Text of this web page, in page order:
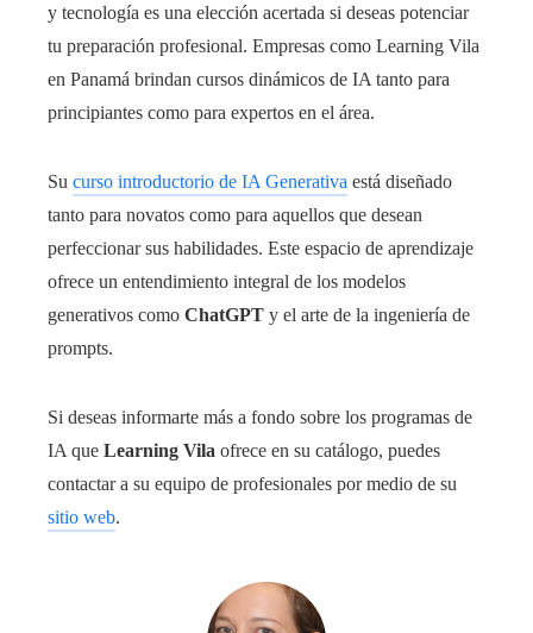
y tecnología es una elección acertada si deseas potenciar
tu preparación profesional. Empresas como Learning Vila
en Panamá brindan cursos dinámicos de IA tanto para
principiantes como para expertos en el área.
Su curso introductorio de IA Generativa está diseñado
tanto para novatos como para aquellos que desean
perfeccionar sus habilidades. Este espacio de aprendizaje
ofrece un entendimiento integral de los modelos
generativos como ChatGPT y el arte de la ingeniería de
prompts.
Si deseas informarte más a fondo sobre los programas de
IA que Learning Vila ofrece en su catálogo, puedes
contactar a su equipo de profesionales por medio de su
sitio web.